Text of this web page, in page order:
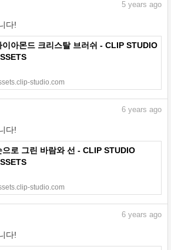
다!
5 years ago
이아몬드 크리스탈 브러쉬 - CLIP STUDIO
studio.com
다!
6 years ago
으로 그린 바람와 선 - CLIP STUDIO
studio.com
다!
6 years ago